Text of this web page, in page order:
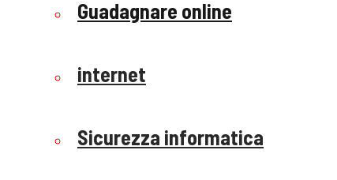
Guadagnare online
internet
Sicurezza informatica